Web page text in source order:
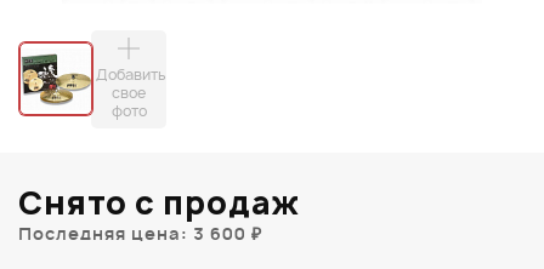
Добавить
свое
фото
Снято с продаж
Последняя цена: 3 600 ₽